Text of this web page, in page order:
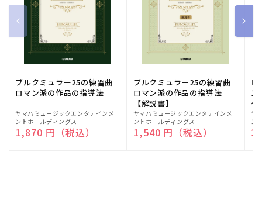
ブルクミュラー25の練習曲
ロマン派の作品の指導法
販
売
元:
ヤマハミュージックエンタテインメ
ントホールディングス
通常価格
1,870 円（税込）
ブルクミュラー25の練習曲
ロマン派の作品の指導法
【解説書】
販
売
元:
ヤマハミュージックエンタテインメ
ントホールディングス
通常価格
1,540 円（税込）
ピ
ス
～
販
売
元:
ヤ
ン